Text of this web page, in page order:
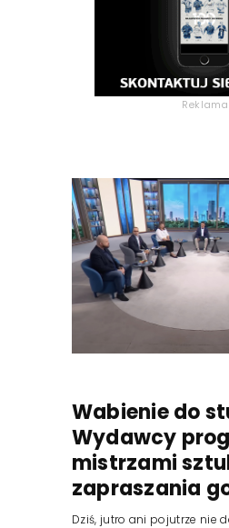
Reklama
Wabienie do
Wydawcy
mistrzami
zapraszania
Dziś, jutro ani pojutrze nie